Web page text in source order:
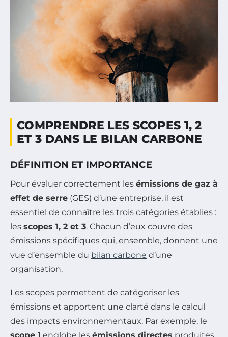
COMPRENDRE LES SCOPES 1, 2
ET 3 DANS LE BILAN CARBONE
DÉFINITION ET IMPORTANCE
Pour évaluer correctement les émissions de gaz à
effet de serre (GES) d’une entreprise, il est
essentiel de connaître les trois catégories établies :
les scopes 1, 2 et 3. Chacun d’eux couvre des
émissions spécifiques qui, ensemble, donnent une
vue d’ensemble du bilan carbone d’une
organisation.
Les scopes permettent de catégoriser les
émissions et apportent une clarté dans le calcul
des impacts environnementaux. Par exemple, le
scope 1 englobe les émissions directes produites